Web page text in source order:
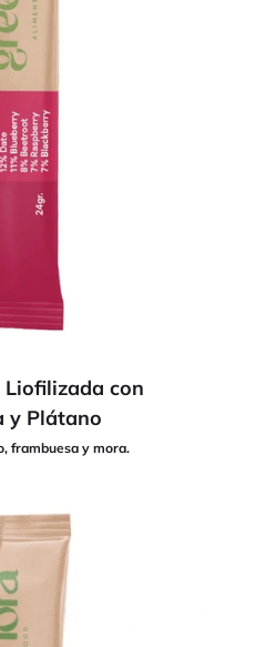
Liofilizada con
y Plátano
frambuesa y mora.